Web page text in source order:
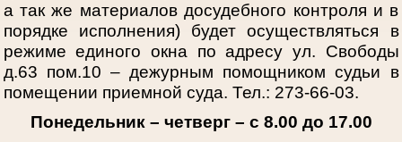
а так же материалов досудебного контроля и в
порядке исполнения) будет осуществляться в
режиме единого окна по адресу ул. Свободы
д.63 пом.10 – дежурным помощником судьи в
помещении приемной суда. Тел.: 273-66-03.
Понедельник – четверг – с 8.00 до 17.00